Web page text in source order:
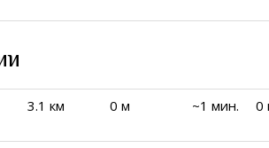
3.1 км 0 м ~1 мин. 0